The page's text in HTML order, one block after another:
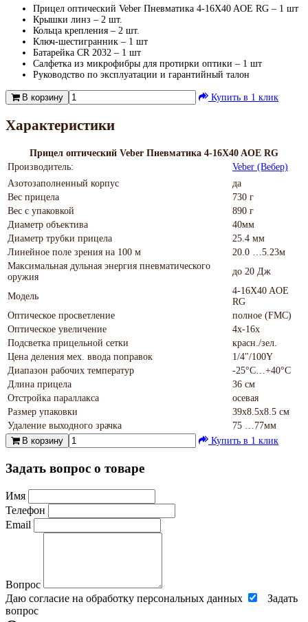
Прицел оптический Veber Пневматика 4-16X40 AOE RG – 1 шт
Крышки линз – 2 шт.
Кольца крепления – 2 шт.
Ключ-шестигранник – 1 шт
Батарейка CR 2032 – 1 шт
Салфетка из микрофибры для протирки оптики – 1 шт
Руководство по эксплуатации и гарантийный талон
В корзину Купить в 1 клик
Характеристики
Прицел оптический Veber Пневматика 4-16X40 AOE RG
Производитель:
Veber (Вебер)
Азотозаполненный корпус
да
Вес прицела
730 г
Вес с упаковкой
890 г
Диаметр объектива
40мм
Диаметр трубки прицела
25.4 мм
Линейное поле зрения на 100 м
20.0 …5.23м
Максимальная дульная энергия пневматического
оружия
до 20 Дж
Модель
4-16X40 AOE
RG
Оптическое просветление
полное (FMC)
Оптическое увеличение
4х-16х
Подсветка прицельной сетки
красн./зел.
Цена деления мех. ввода поправок
1/4"/100Y
Диапазон рабочих температур
-25°С…+40°С
Длина прицела
36 см
Отстройка параллакса
осевая
Размер упаковки
39х8.5х8.5 см
Удаление выходного зрачка
75 …77мм
В корзину
Купить в 1 клик
Задать вопрос о товаре
Имя
Телефон
Email
Вопрос
Даю согласие на обработку персональных данных
Задать
вопрос